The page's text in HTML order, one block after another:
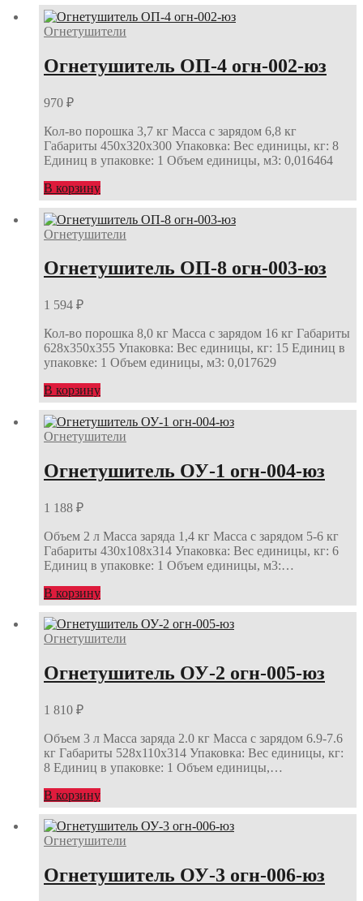
Огнетушители
Огнетушитель ОП-4 огн-002-юз
970 ₽
Кол-во порошка 3,7 кг Масса с зарядом 6,8 кг
Габариты 450х320х300 Упаковка: Вес единицы, кг: 8
Единиц в упаковке: 1 Объем единицы, м3: 0,016464
В корзину
Огнетушители
Огнетушитель ОП-8 огн-003-юз
1 594 ₽
Кол-во порошка 8,0 кг Масса с зарядом 16 кг Габариты
628х350х355 Упаковка: Вес единицы, кг: 15 Единиц в
упаковке: 1 Объем единицы, м3: 0,017629
В корзину
Огнетушители
Огнетушитель ОУ-1 огн-004-юз
1 188 ₽
Объем 2 л Масса заряда 1,4 кг Масса с зарядом 5-6 кг
Габариты 430х108х314 Упаковка: Вес единицы, кг: 6
Единиц в упаковке: 1 Объем единицы, м3:…
В корзину
Огнетушители
Огнетушитель ОУ-2 огн-005-юз
1 810 ₽
Объем 3 л Масса заряда 2.0 кг Масса с зарядом 6.9-7.6
кг Габариты 528х110х314 Упаковка: Вес единицы, кг:
8 Единиц в упаковке: 1 Объем единицы,…
В корзину
Огнетушители
Огнетушитель ОУ-3 огн-006-юз